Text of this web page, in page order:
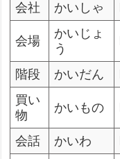
会社
かいしゃ
会場
かいじょ
う
階段
かいだん
買い
物
かいもの
会話 かいわ